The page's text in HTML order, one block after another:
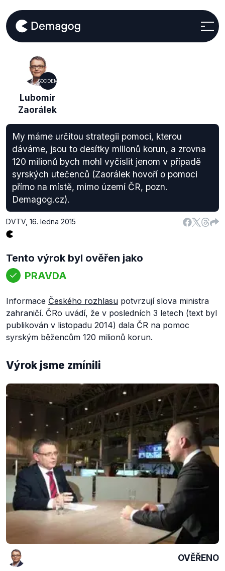
SOCDEM
Lubomír
Zaorálek
My máme určitou strategii pomoci, kterou
dáváme, jsou to desítky milionů korun, a zrovna
120 milionů bych mohl vyčíslit jenom v případě
syrských utečenců (Zaorálek hovoří o pomoci
přímo na místě, mimo území ČR, pozn.
Demagog.cz).
DVTV, 16. ledna 2015
Tento výrok byl ověřen jako
PRAVDA
Informace Českého rozhlasu potvrzují slova ministra
zahraničí. ČRo uvádí, že v posledních 3 letech (text byl
publikován v listopadu 2014) dala ČR na pomoc
syrským běžencům 120 milionů korun.
Výrok jsme zmínili
OVĚŘENO